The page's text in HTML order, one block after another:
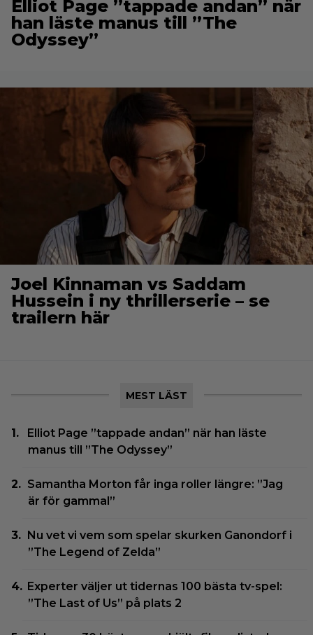
Elliot Page ”tappade andan” när
han läste manus till ”The
Odyssey”
Joel Kinnaman vs Saddam
Hussein i ny thrillerserie – se
trailern här
MEST LÄST
Elliot Page ”tappade andan” när han läste
manus till ”The Odyssey”
Samantha Morton får inga roller längre: ”Jag
är för gammal”
Nu vet vi vem som spelar skurken Ganondorf i
”The Legend of Zelda”
Experter väljer ut tidernas 100 bästa tv-spel:
”The Last of Us” på plats 2